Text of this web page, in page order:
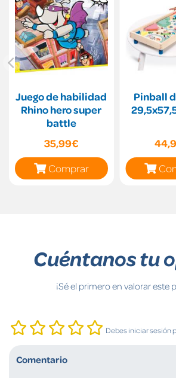
Juego de habilidad
Rhino hero super
battle
35,99€
Comprar
Pinball
Cuéntanos tu
¡Sé el primero en valorar este
Debes iniciar sesión